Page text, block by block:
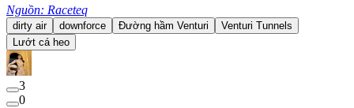
Nguồn: Raceteq
dirty air downforce Đường hầm Venturi
Venturi Tunnels
Lướt cá heo
3
0